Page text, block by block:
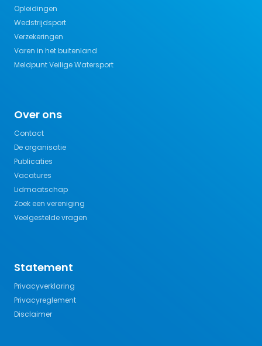
Opleidingen
Wedstrijdsport
Verzekeringen
Varen in het buitenland
Meldpunt Veilige Watersport
Over ons
Contact
De organisatie
Publicaties
Vacatures
Lidmaatschap
Zoek een vereniging
Veelgestelde vragen
Statement
Privacyverklaring
Privacyreglement
Disclaimer